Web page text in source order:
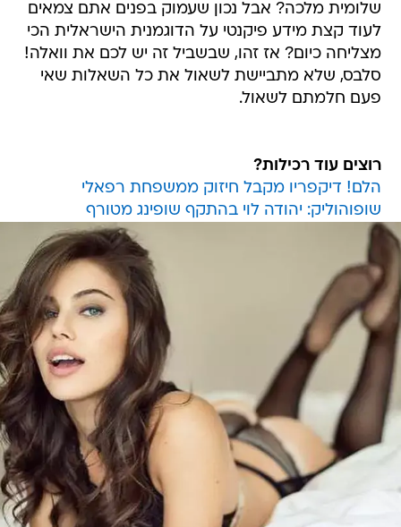
שלומית מלכה? אבל נכון שעמוק בפנים אתם צמאים
לעוד קצת מידע פיקנטי על הדוגמנית הישראלית הכי
מצליחה כיום? אז זהו, שבשביל זה יש לכם את וואלה!
סלבס, שלא מתביישת לשאול את כל השאלות שאי
פעם חלמתם לשאול.
רוצים עוד רכילות?
הלם! דיקפריו מקבל חיזוק ממשפחת רפאלי
שופוהוליק: יהודה לוי בהתקף שופינג מטורף